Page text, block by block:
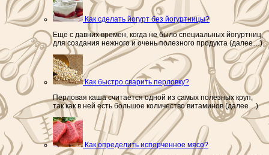
Как сделать йогурт без йогуртницы?
Еще с давних времен, когда не было специальных йогуртниц,
для создания нежного и очень полезного продукта (далее…)
Как быстро сварить перловку?
Перловая каша считается одной из самых полезных круп,
так как в ней есть большое количество витаминов (далее…)
Как определить испорченное мясо?